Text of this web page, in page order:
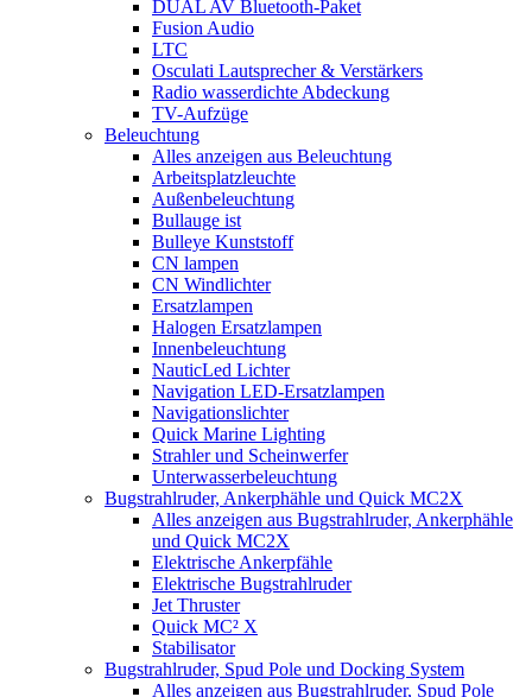
DUAL AV Bluetooth-Paket
Fusion Audio
LTC
Osculati Lautsprecher & Verstärkers
Radio wasserdichte Abdeckung
TV-Aufzüge
Beleuchtung
Alles anzeigen aus Beleuchtung
Arbeitsplatzleuchte
Außenbeleuchtung
Bullauge ist
Bulleye Kunststoff
CN lampen
CN Windlichter
Ersatzlampen
Halogen Ersatzlampen
Innenbeleuchtung
NauticLed Lichter
Navigation LED-Ersatzlampen
Navigationslichter
Quick Marine Lighting
Strahler und Scheinwerfer
Unterwasserbeleuchtung
Bugstrahlruder, Ankerphähle und Quick MC2X
Alles anzeigen aus Bugstrahlruder, Ankerphähle
und Quick MC2X
Elektrische Ankerpfähle
Elektrische Bugstrahlruder
Jet Thruster
Quick MC² X
Stabilisator
Bugstrahlruder, Spud Pole und Docking System
Alles anzeigen aus Bugstrahlruder, Spud Pole